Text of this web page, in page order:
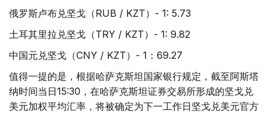
俄罗斯卢布兑坚戈（RUB / KZT）- 1: 5.73
土耳其里拉兑坚戈（TRY / KZT）- 1: 9.82
中国元兑坚戈（CNY / KZT）- 1：69.27
值得一提的是，根据哈萨克斯坦国家银行规定，截至阿斯塔
纳时间当日15:30，在哈萨克斯坦证券交易所形成的坚戈兑
美元加权平均汇率，将被确定为下一工作日坚戈兑美元官方